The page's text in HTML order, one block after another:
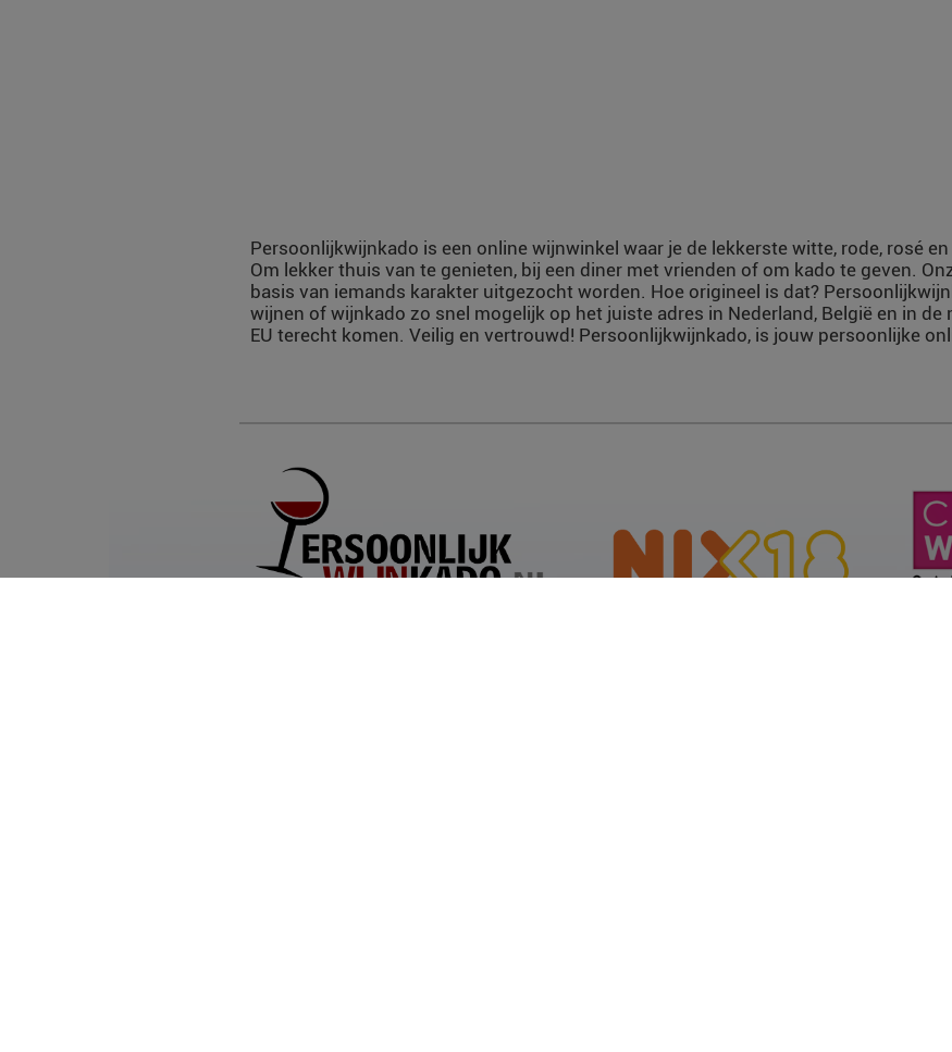
Persoonlijkwijnkado is een online wijnwinkel waar je de lekkerste witte, rode, rosé
Om lekker thuis van te genieten, bij een diner met vrienden of om kado te geven.
basis van iemands karakter uitgezocht worden. Hoe origineel is dat?
wijnen of wijnkado zo snel mogelijk op het juiste adres in Nederland, België en in de
EU terecht komen. Veilig en vertrouwd! Persoonlijkwijnkado, is jouw persoonlijke